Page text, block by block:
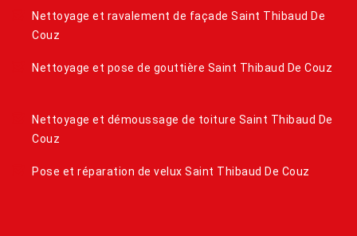
Nettoyage et ravalement de façade Saint Thibaud De
Couz
Nettoyage et pose de gouttière Saint Thibaud De Couz
Nettoyage et démoussage de toiture Saint Thibaud De
Couz
Pose et réparation de velux Saint Thibaud De Couz